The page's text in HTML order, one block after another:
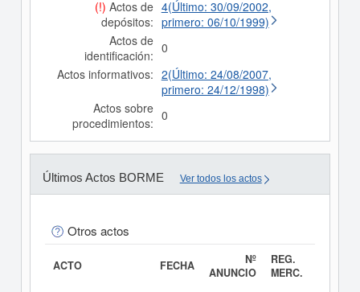
(!) Actos de
depósitos:
4(Último: 30/09/2002,
primero: 06/10/1999)
Actos de
identificación: 0
Actos informativos: 2(Último: 24/08/2007,
primero: 24/12/1998)
Actos sobre
procedimientos: 0
Últimos Actos BORME Ver todos los actos
Otros actos
ACTO FECHA
Nº
ANUNCIO
REG.
MERC.